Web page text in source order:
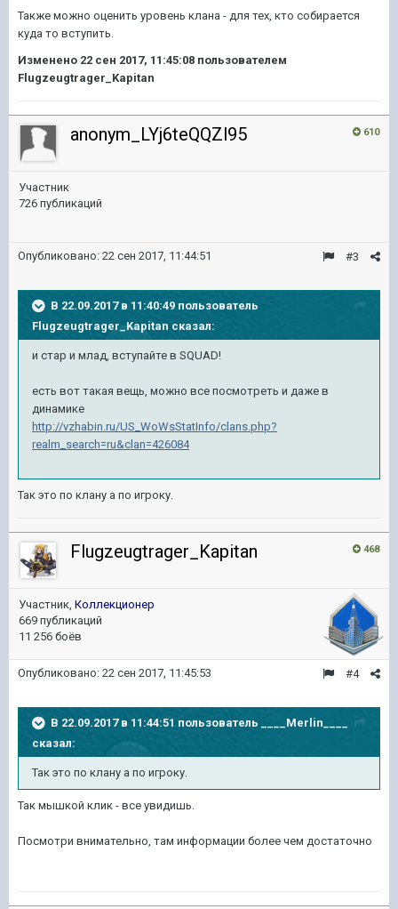
Также можно оценить уровень клана - для тех, кто собирается
куда то вступить.
Изменено 22 сен 2017, 11:45:08 пользователем
Flugzeugtrager_Kapitan
610
anonym_LYj6teQQZl95
Участник
726 публикаций
#3
Опубликовано: 22 сен 2017, 11:44:51
В 22.09.2017 в 11:40:49 пользователь
Flugzeugtrager_Kapitan сказал:
и стар и млад, вступайте в SQUAD!
есть вот такая вещь, можно все посмотреть и даже в
динамике
http://vzhabin.ru/US_WoWsStatInfo/clans.php?
realm_search=ru&clan=426084
Так это по клану а по игроку.
468
Flugzeugtrager_Kapitan
Участник, Коллекционер
669 публикаций
11 256 боёв
#4
Опубликовано: 22 сен 2017, 11:45:53
В 22.09.2017 в 11:44:51 пользователь
____Merlin____
сказал:
Так это по клану а по игроку.
Так мышкой клик - все увидишь.
Посмотри внимательно, там информации более чем достаточно